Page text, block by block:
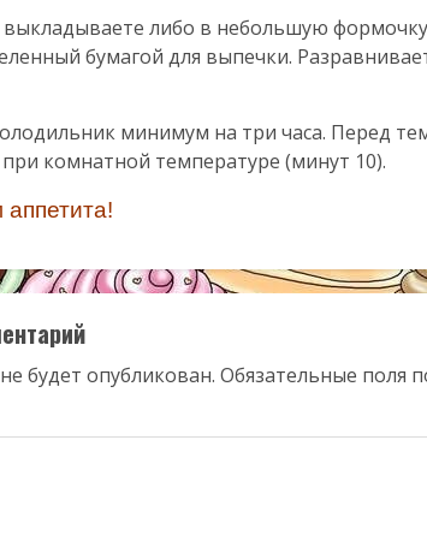
либо в небольшую формочку
бумагой для выпечки.
минимум на три часа. Перед
комнатной температуре (минут 10).
будет опубликован. Обязательные поля